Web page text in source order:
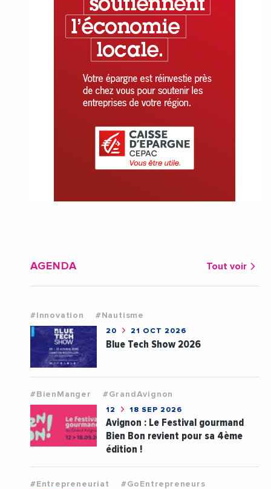
AGENDA Tout voir
#Innovation #Nautisme
20 21 OCT 2026
Blue Tech Show 2026
#BienManger #GrandAvignon
12 18 SEP 2026
Avignon : Le Festival gourmand
Bien Bon revient pour sa 4ème
édition !
#Entrepreneuriat #GoEntrepreneurs